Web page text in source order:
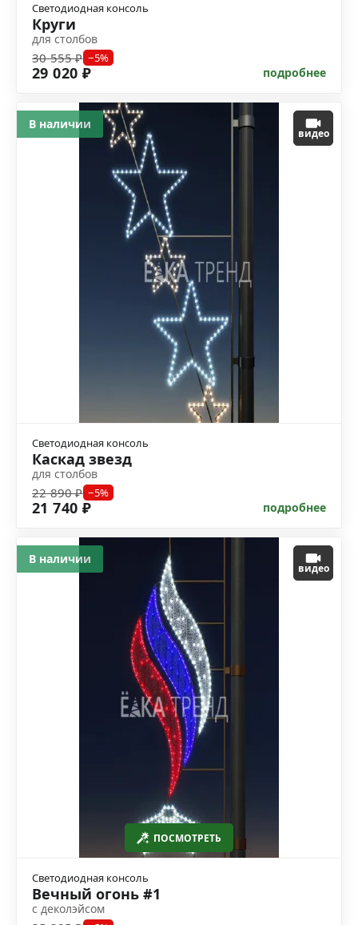
Светодиодная консоль
Круги
для столбов
30 555 ₽ −5%
29 020 ₽ подробнее
видео
Светодиодная консоль
Каскад звезд
для столбов
22 890 ₽ −5%
21 740 ₽ подробнее
В наличии
ПОСМОТРЕТЬ
видео
Светодиодная консоль
Вечный огонь #1
с деколэйсом
В наличии